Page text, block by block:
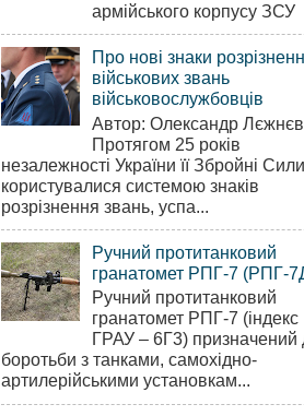
армійського корпусу ЗСУ
Про нові знаки
військових звань
військовослужбовців
Автор: Олександр Лєжнєв
Протягом 25 років
незалежності України її Збройні Сили
користувалися системою знаків
розрізнення звань, успа...
Ручний протитанковий
гранатомет РПГ-7 (РПГ-
Ручний протитанковий
гранатомет РПГ-7 (індекс
ГРАУ – 6Г3) призначений
боротьби з танками, самохідно-
артилерійськими установкам...